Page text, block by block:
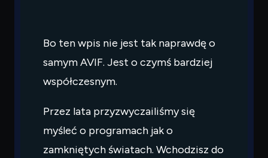
Bo ten wpis nie jest tak naprawdę o
samym AVIF. Jest o czymś bardziej
współczesnym.
Przez lata przyzwyczailiśmy się
myśleć o programach jak o
zamkniętych światach. Wchodzisz do